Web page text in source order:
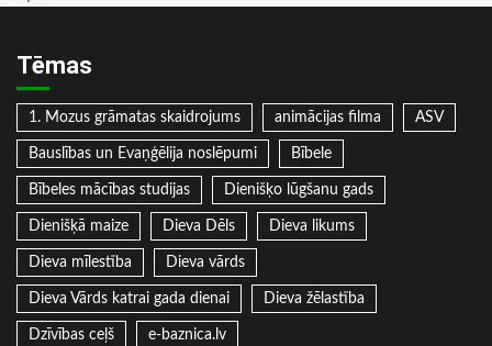
Tēmas
1. Mozus grāmatas skaidrojums animācijas filma ASV
Bauslības un Evaņģēlija noslēpumi Bībele
Bībeles mācības studijas Dienišķo lūgšanu gads
Dienišķā maize Dieva Dēls Dieva likums
Dieva mīlestība Dieva vārds
Dieva Vārds katrai gada dienai Dieva žēlastība
Dzīvības ceļš e-baznica.lv